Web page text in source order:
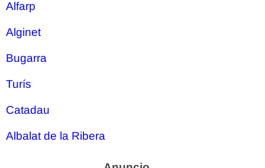
Alfarp
Alginet
Bugarra
Turís
Catadau
Albalat de la Ribera